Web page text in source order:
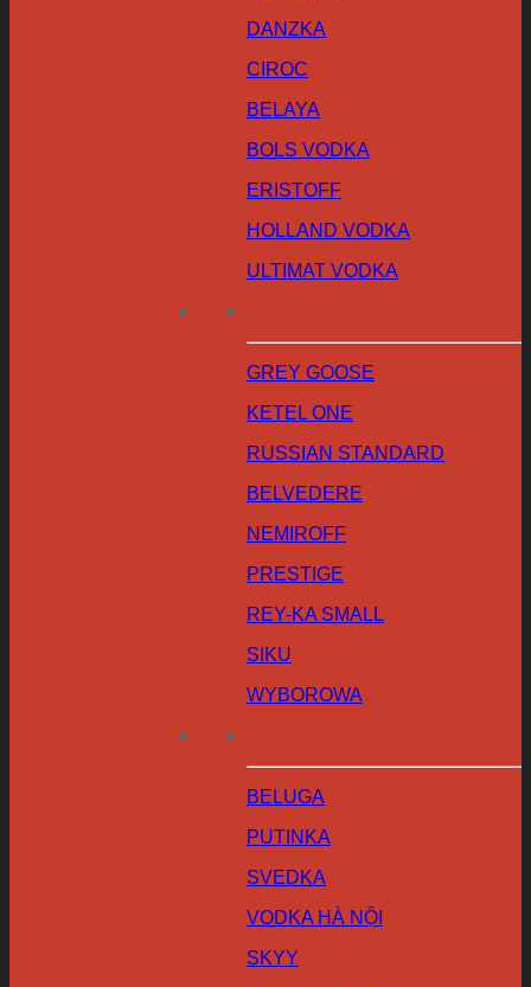
DANZKA
CIROC
BELAYA
BOLS VODKA
ERISTOFF
HOLLAND VODKA
ULTIMAT VODKA
GREY GOOSE
KETEL ONE
RUSSIAN STANDARD
BELVEDERE
NEMIROFF
PRESTIGE
REY-KA SMALL
SIKU
WYBOROWA
BELUGA
PUTINKA
SVEDKA
VODKA HÀ NỘI
SKYY